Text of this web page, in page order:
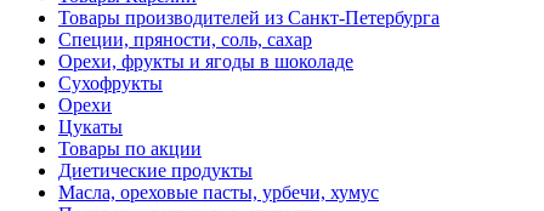
Товары производителей из Санкт-Петербурга
Специи, пряности, соль, сахар
Орехи, фрукты и ягоды в шоколаде
Сухофрукты
Орехи
Цукаты
Товары по акции
Диетические продукты
Масла, ореховые пасты, урбечи, хумус